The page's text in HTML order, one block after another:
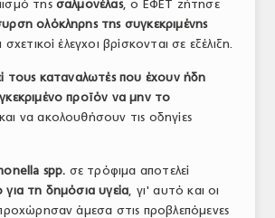
της σαλμονέλας, ο ΕΦΕΤ ζήτησε
ολόκληρης της συγκεκριμένης
έλεγχοι βρίσκονται σε εξέλιξη.
τους καταναλωτές που έχουν ήδη
προϊόν να μην το
να ακολουθήσουν τις οδηγίες
spp. σε τρόφιμα αποτελεί
τη δημόσια υγεία, γι' αυτό και οι
άμεσα στις προβλεπόμενες